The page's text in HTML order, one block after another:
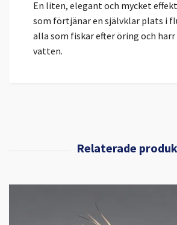
En liten, elegant och mycket
som förtjänar en självklar plats i
alla som fiskar efter öring och
vatten.